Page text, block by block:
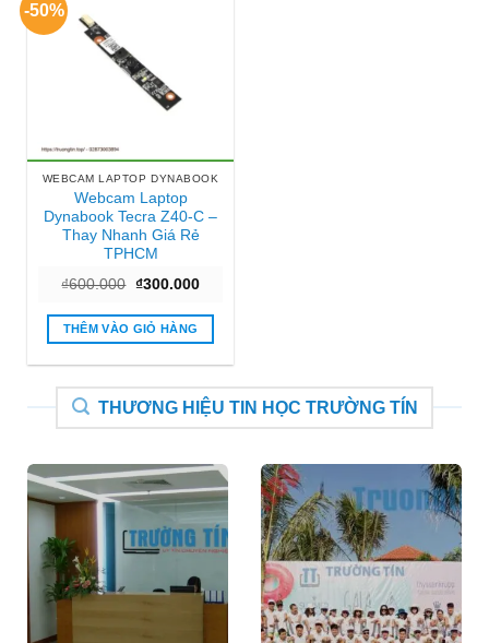
-50%
WEBCAM LAPTOP DYNABOOK
Webcam Laptop
Dynabook Tecra Z40-C –
Thay Nhanh Giá Rẻ
TPHCM
₫600.000 Giá
là:
₫600.000.
₫300.000Giá
tại
₫300.000.
THÊM VÀO GIỎ HÀNG
THƯƠNG HIỆU TIN HỌC TRƯỜNG TÍN